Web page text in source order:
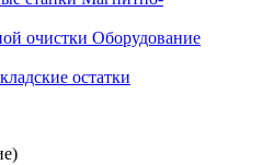
Оборудование
остатки